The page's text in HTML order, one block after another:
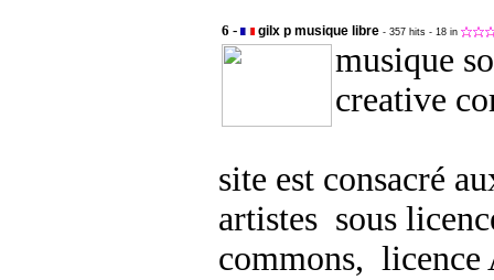
6 - gilx p musique libre - 357 hits - 18 in
musique
creative
site est consacré
artistes sous
commons,